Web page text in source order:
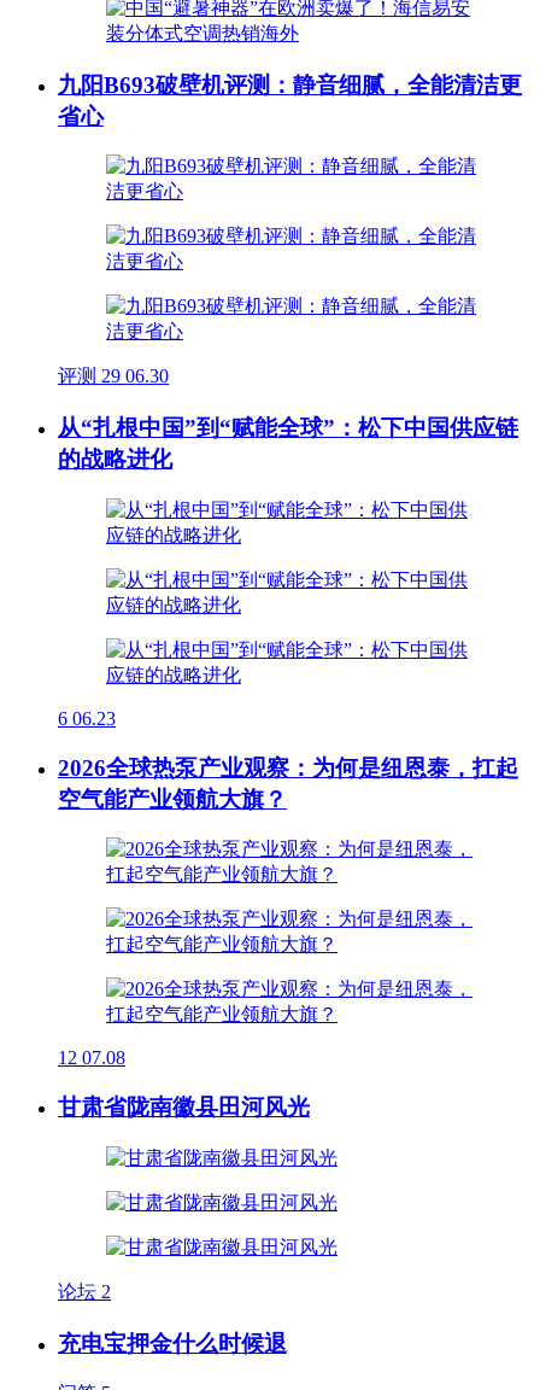
九阳B693破壁机评测：静音细腻，全能清洁更
省心
评测 29 06.30
从“扎根中国”到“赋能全球”：松下中国供应链
的战略进化
6 06.23
2026全球热泵产业观察：为何是纽恩泰，扛起
空气能产业领航大旗？
12 07.08
甘肃省陇南徽县田河风光
论坛 2
充电宝押金什么时候退